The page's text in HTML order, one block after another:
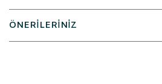
ÖNERİLERİNİZ